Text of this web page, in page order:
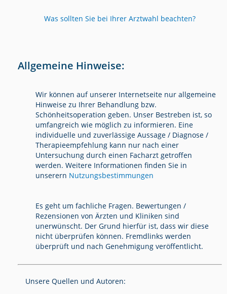
Was sollten Sie bei Ihrer Arztwahl beachten?
Allgemeine Hinweise:
Wir können auf unserer Internetseite nur allgemeine
Hinweise zu Ihrer Behandlung bzw.
Schönheitsoperation geben. Unser Bestreben ist, so
umfangreich wie möglich zu informieren. Eine
individuelle und zuverlässige Aussage / Diagnose /
Therapieempfehlung kann nur nach einer
Untersuchung durch einen Facharzt getroffen
werden. Weitere Informationen finden Sie in
unserern Nutzungsbestimmungen
Es geht um fachliche Fragen. Bewertungen /
Rezensionen von Ärzten und Kliniken sind
unerwünscht. Der Grund hierfür ist, dass wir diese
nicht überprüfen können. Fremdlinks werden
überprüft und nach Genehmigung veröffentlicht.
Unsere Quellen und Autoren: